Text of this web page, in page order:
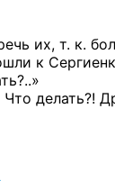
их, т. к.
к
делать?!